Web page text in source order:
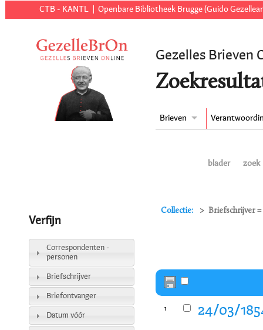
CTB - KANTL Openbare Bibliotheek Brugge (Guido
Gezelles Brieven
Brieven
blader zoek
Collectie: Briefschrijver =
1 24/03/
Verfijn
Correspondenten -
personen
Briefschrijver
Briefontvanger
Datum vóór